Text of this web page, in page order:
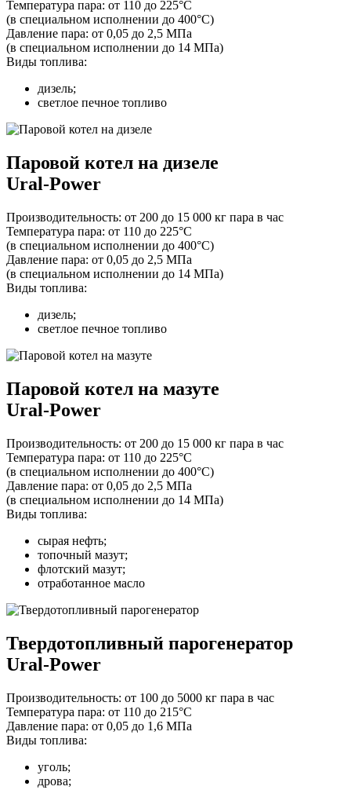
Температура пара: от 110 до 225°С
(в специальном исполнении до 400°С)
Давление пара: от 0,05 до 2,5 МПа
(в специальном исполнении до 14 МПа)
Виды топлива:
дизель;
светлое печное топливо
Паровой котел на дизеле
Ural-Power
Производительность: от 200 до 15 000 кг пара в час
Температура пара: от 110 до 225°С
(в специальном исполнении до 400°С)
Давление пара: от 0,05 до 2,5 МПа
(в специальном исполнении до 14 МПа)
Виды топлива:
дизель;
светлое печное топливо
Паровой котел на мазуте
Ural-Power
Производительность: от 200 до 15 000 кг пара в час
Температура пара: от 110 до 225°С
(в специальном исполнении до 400°С)
Давление пара: от 0,05 до 2,5 МПа
(в специальном исполнении до 14 МПа)
Виды топлива:
сырая нефть;
топочный мазут;
флотский мазут;
отработанное масло
Твердотопливный парогенератор
Ural-Power
Производительность: от 100 до 5000 кг пара в час
Температура пара: от 110 до 215°С
Давление пара: от 0,05 до 1,6 МПа
Виды топлива:
уголь;
дрова;